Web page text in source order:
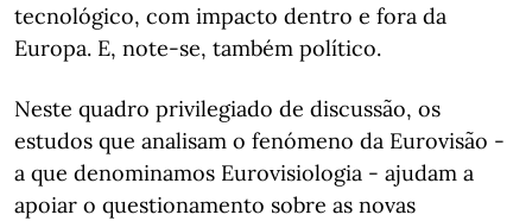
tecnológico, com impacto dentro e fora da
Europa. E, note-se, também político.
Neste quadro privilegiado de discussão, os
estudos que analisam o fenómeno da Eurovisão -
a que denominamos Eurovisiologia - ajudam a
apoiar o questionamento sobre as novas